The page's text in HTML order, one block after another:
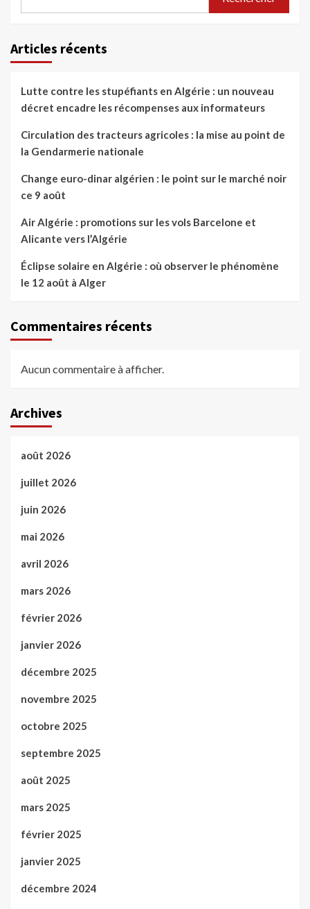
Articles récents
Lutte contre les stupéfiants en Algérie : un nouveau
décret encadre les récompenses aux informateurs
Circulation des tracteurs agricoles : la mise au point de
la Gendarmerie nationale
Change euro-dinar algérien : le point sur le marché noir
ce 9 août
Air Algérie : promotions sur les vols Barcelone et
Alicante vers l’Algérie
Éclipse solaire en Algérie : où observer le phénomène
le 12 août à Alger
Commentaires récents
Aucun commentaire à afficher.
Archives
août 2026
juillet 2026
juin 2026
mai 2026
avril 2026
mars 2026
février 2026
janvier 2026
décembre 2025
novembre 2025
octobre 2025
septembre 2025
août 2025
mars 2025
février 2025
janvier 2025
décembre 2024